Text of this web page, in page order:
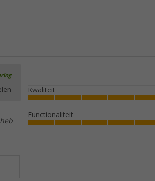
Kwaliteit
Functionaliteit